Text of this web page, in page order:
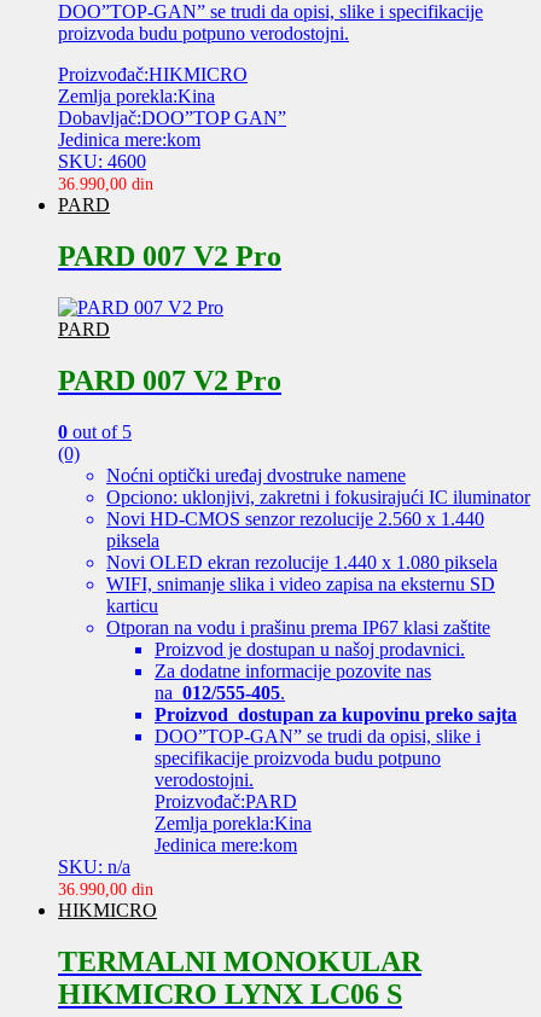
DOO”TOP-GAN” se trudi da opisi, slike i specifikacije
proizvoda budu potpuno verodostojni.
Proizvođač:HIKMICRO
Zemlja porekla:Kina
Dobavljač:DOO”TOP GAN”
Jedinica mere:kom
SKU: 4600
36.990,00 din
PARD
PARD 007 V2 Pro
PARD
PARD 007 V2 Pro
0 out of 5
(0)
Noćni optički uređaj dvostruke namene
Opciono: uklonjivi, zakretni i fokusirajući IC iluminator
Novi HD-CMOS senzor rezolucije 2.560 x 1.440
piksela
Novi OLED ekran rezolucije 1.440 x 1.080 piksela
WIFI, snimanje slika i video zapisa na eksternu SD
karticu
Otporan na vodu i prašinu prema IP67 klasi zaštite
Proizvod je dostupan u našoj prodavnici.
Za dodatne informacije pozovite nas
na 012/555-405.
Proizvod dostupan za kupovinu preko sajta
DOO”TOP-GAN” se trudi da opisi, slike i
specifikacije proizvoda budu potpuno
verodostojni.
Proizvođač:PARD
Zemlja porekla:Kina
Jedinica mere:kom
SKU: n/a
36.990,00 din
HIKMICRO
TERMALNI MONOKULAR
HIKMICRO LYNX LC06 S